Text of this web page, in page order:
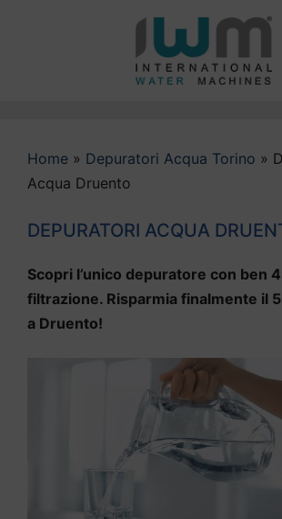
Home » Depuratori Acqua Torino »
Acqua Druento
DEPURATORI ACQUA
Scopri l’unico depuratore con ben
filtrazione. Risparmia finalmente il
a Druento!